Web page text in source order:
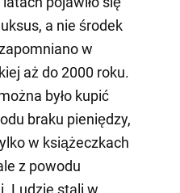
a nie środek
w
aż do 2000 roku.
było kupić
braku pieniędzy,
w książeczkach
z powodu
Ludzie stali w